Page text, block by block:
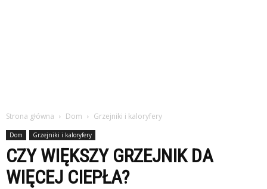
Strona główna Dom Grzejniki i kaloryfery
Dom Grzejniki i kaloryfery
CZY WIĘKSZY GRZEJNIK DA
WIĘCEJ CIEPŁA?